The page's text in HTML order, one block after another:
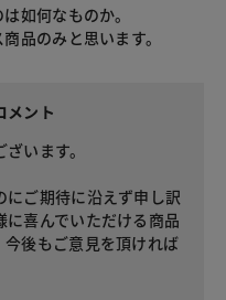
如何なものか。
品のみと思います。
メント
います。
ご期待に沿えず申し訳
喜んでいただける商品
後もご意見を頂ければ